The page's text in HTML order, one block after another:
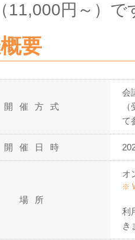
11,000円～）で
要
開催方式
会
て
開催日時
場所
オ
※
利
き